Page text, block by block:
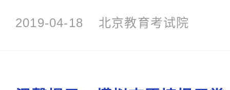
2019-04-18 北京教育考试院